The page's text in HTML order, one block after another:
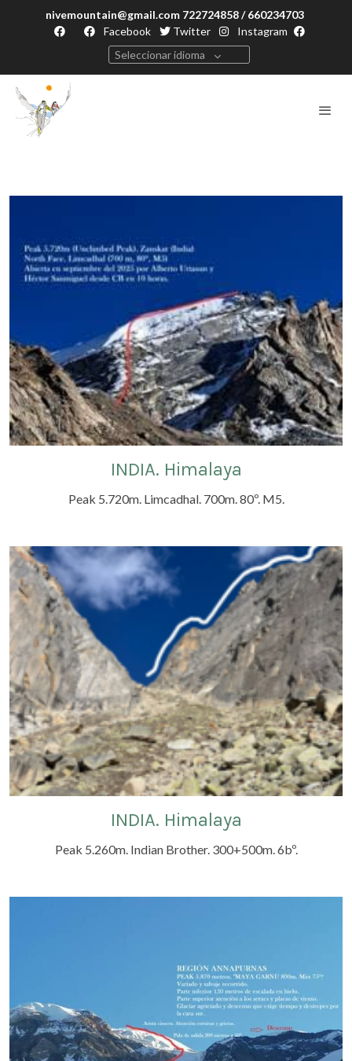
nivemountain@gmail.com 722724858 / 660234703
Facebook
Twitter
Instagram
Seleccionar idioma
INDIA. Himalaya
Peak 5.720m. Limcadhal. 700m. 80º. M5.
INDIA. Himalaya
Peak 5.260m. Indian Brother. 300+500m. 6bº.